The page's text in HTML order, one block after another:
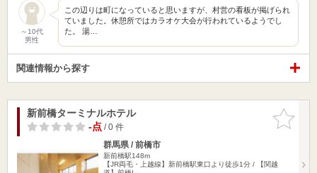
～10代
男性
この辺りは町になっていると思いますが、村営の看板が掲げられ
ていました。休憩所ではカラオケ大会が行われているようでし
た。 湯…
関連情報から探す
お気に入
りに追加
新前橋ターミナルホテル
-点/ 0 件
群馬県 / 前橋市
新前橋駅148m
【JR両毛・上越線】新前橋駅東口より徒歩1分 / 【関越